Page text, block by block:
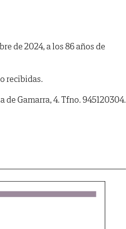
de 2024, a los 86 años de
recibidas.
Gamarra, 4. Tfno. 945120304.